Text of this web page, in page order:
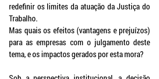
redefinir os limites da atuação da Justiça do
Trabalho.
Mas quais os efeitos (vantagens e prejuízos)
para as empresas com o julgamento deste
tema, e os impactos gerados por esta mora?